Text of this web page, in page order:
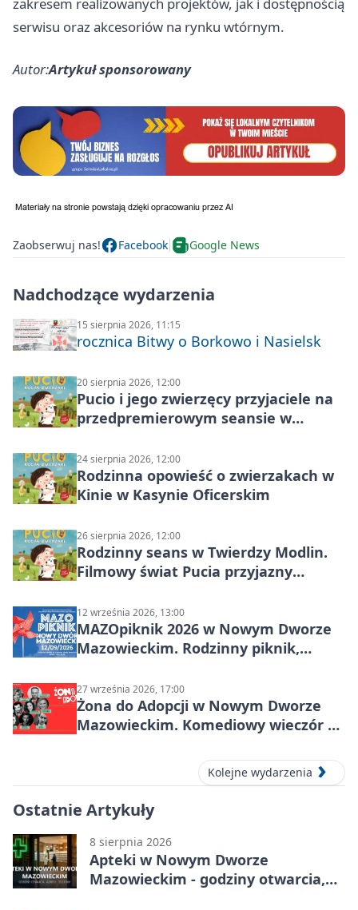
serwisu oraz akcesoriów na rynku wtórnym.
Autor:Artykuł sponsorowany
Zaobserwuj nas! Facebook Google News
Nadchodzące wydarzenia
15 sierpnia 2026, 11:15
rocznica Bitwy o Borkowo i Nasielsk
20 sierpnia 2026, 12:00
Pucio i jego zwierzęcy przyjaciele na
przedpremierowym seansie w
24 sierpnia 2026, 12:00
Rodzinna opowieść o zwierzakach w
Kinie w Kasynie Oficerskim
26 sierpnia 2026, 12:00
Rodzinny seans w Twierdzy Modlin.
Filmowy świat Pucia przyjazny
12 września 2026, 13:00
MAZOpiknik 2026 w Nowym Dworze
Mazowieckim. Rodzinny piknik,
27 września 2026, 17:00
Żona do Adopcji w Nowym Dworze
Mazowieckim. Komediowy wieczór w
Kolejne wydarzenia
Ostatnie Artykuły
8 sierpnia 2026
Apteki w Nowym Dworze
Mazowieckim - godziny otwarcia,